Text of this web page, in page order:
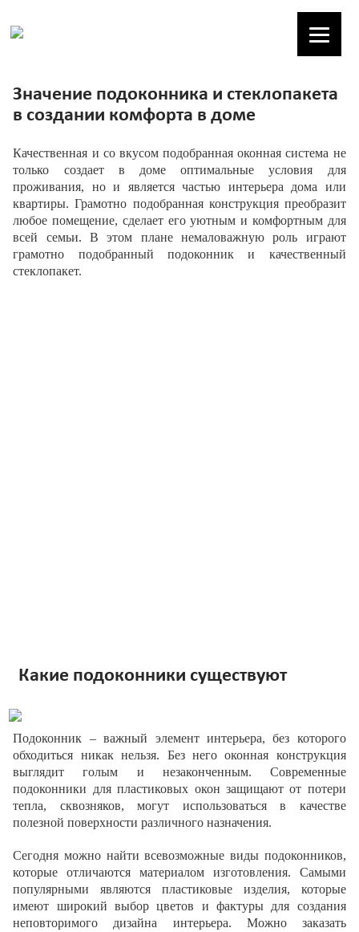
Значение подоконника и стеклопакета
в создании комфорта в доме
Качественная и со вкусом подобранная оконная система не
только создает в доме оптимальные условия для
проживания, но и является частью интерьера дома или
квартиры. Грамотно подобранная конструкция преобразит
любое помещение, сделает его уютным и комфортным для
всей семьи. В этом плане немаловажную роль играют
грамотно подобранный подоконник и качественный
стеклопакет.
Какие подоконники существуют
Подоконник – важный элемент интерьера, без которого
обходиться никак нельзя. Без него оконная конструкция
выглядит голым и незаконченным. Современные
подоконники для пластиковых окон защищают от потери
тепла, сквозняков, могут использоваться в качестве
полезной поверхности различного назначения.
Сегодня можно найти всевозможные виды подоконников,
которые отличаются материалом изготовления. Самыми
популярными являются пластиковые изделия, которые
имеют широкий выбор цветов и фактуры для создания
неповторимого дизайна интерьера. Можно заказать